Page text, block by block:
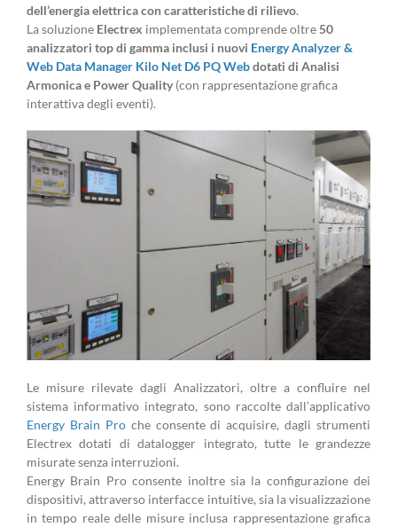
dell’energia elettrica con caratteristiche di rilievo.
La soluzione Electrex implementata comprende oltre 50
analizzatori top di gamma inclusi i nuovi Energy Analyzer &
Web Data Manager Kilo Net D6 PQ Webdotati di Analisi
Armonica e Power Quality (con rappresentazione grafica
interattiva degli eventi).
Le misure rilevate dagli Analizzatori, oltre a confluire nel
sistema informativo integrato, sono raccolte dall’applicativo
Energy Brain Proche consente di acquisire, dagli strumenti
Electrex dotati di datalogger integrato, tutte le grandezze
misurate senza interruzioni.
Energy Brain Pro consente inoltre sia la configurazione dei
dispositivi, attraverso interfacce intuitive, sia la visualizzazione
in tempo reale delle misure inclusa rappresentazione grafica